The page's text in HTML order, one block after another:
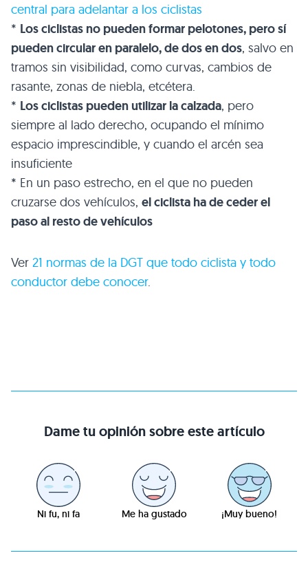
central para adelantar a los ciclistas
* Los ciclistas no pueden formar pelotones, pero sí
pueden circular en paralelo, de dos en dos, salvo en
tramos sin visibilidad, como curvas, cambios de
rasante, zonas de niebla, etcétera.
* Los ciclistas pueden utilizar la calzada, pero
siempre al lado derecho, ocupando el mínimo
espacio imprescindible, y cuando el arcén sea
insuficiente
* En un paso estrecho, en el que no pueden
cruzarse dos vehículos, el ciclista ha de ceder el
paso al resto de vehículos
Ver 21 normas de la DGT que todo ciclista y todo
conductor debe conocer.
Dame tu opinión sobre este artículo
Ni fu, ni fa Me ha gustado ¡Muy bueno!